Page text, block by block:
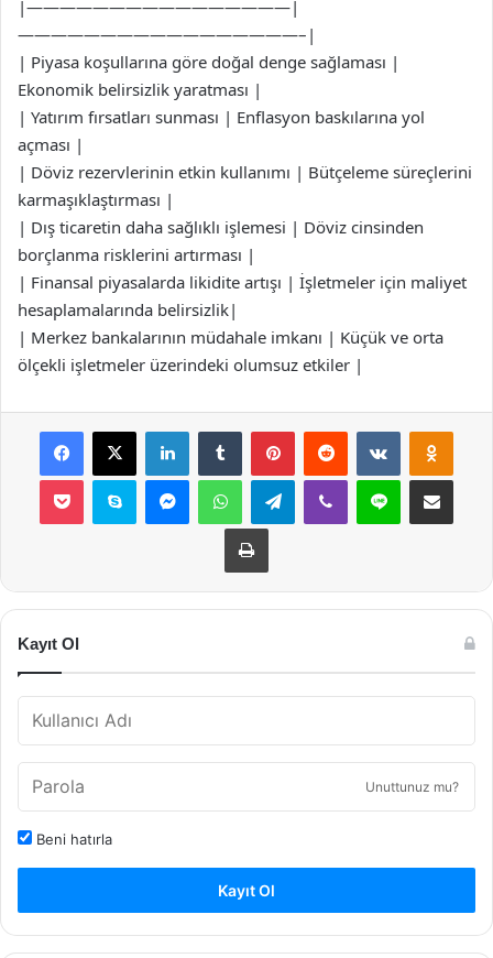
|————————————————|
—————————————————–|
| Piyasa koşullarına göre doğal denge sağlaması |
Ekonomik belirsizlik yaratması |
| Yatırım fırsatları sunması | Enflasyon baskılarına yol
açması |
| Döviz rezervlerinin etkin kullanımı | Bütçeleme süreçlerini
karmaşıklaştırması |
| Dış ticaretin daha sağlıklı işlemesi | Döviz cinsinden
borçlanma risklerini artırması |
| Finansal piyasalarda likidite artışı | İşletmeler için maliyet
hesaplamalarında belirsizlik|
| Merkez bankalarının müdahale imkanı | Küçük ve orta
ölçekli işletmeler üzerindeki olumsuz etkiler |
Facebook
X LinkedInTumblr PinterestReddit VKontakte
Pocket Skype MessengerWhatsAppTelegramViber Line E-Posta ile
Yazdır
Kayıt Ol
Unuttunuz mu?
Beni hatırla
Kayıt Ol